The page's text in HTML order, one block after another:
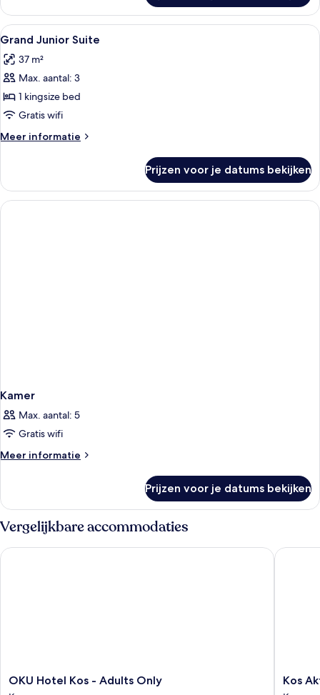
Suite
Alle
foto's
voor
Grand
Junior
Suite
laden
Luxe beddengoed, donzen
3
Grand Junior Suite
37 m²
Max. aantal: 3
1 kingsize bed
Gratis wifi
Meer informatie
Meer
Junior
Suite
Prijzen voor je datums bekijken
Kamer
Max. aantal: 5
Gratis wifi
Meer informatie
Meer
Prijzen voor je datums bekijken
Vergelijkbare accommodaties
OKU
Hotel
OKU Hotel Kos - Adults Only
OKU Hotel Kos - Adults Only
Kos
Aktis
Kos
Kos